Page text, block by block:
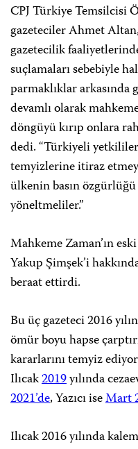
CPJ Türkiye Temsilcisi
gazeteciler Ahmet Altan,
gazetecilik
suçlamaları sebebiyle
parmaklıklar
devamlı olarak
döngüyü kırıp onlara
dedi. “Türkiyeli yetkililer
temyizlerine itiraz
ülkenin basın
yöneltmeliler.”
Mahkeme Zaman’ın
Yakup Şimşek’i
beraat ettirdi.
Bu üç gazeteci 2016
ömür boyu hapse
kararlarını temyiz
Ilıcak2019yılında
2021’de, Yazıcı iseMart
Ilıcak 2016 yılında